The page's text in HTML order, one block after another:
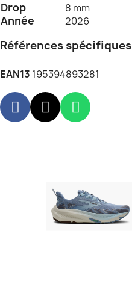
Drop 8 mm
Année 2026
Références spécifiques
EAN13 195394893281